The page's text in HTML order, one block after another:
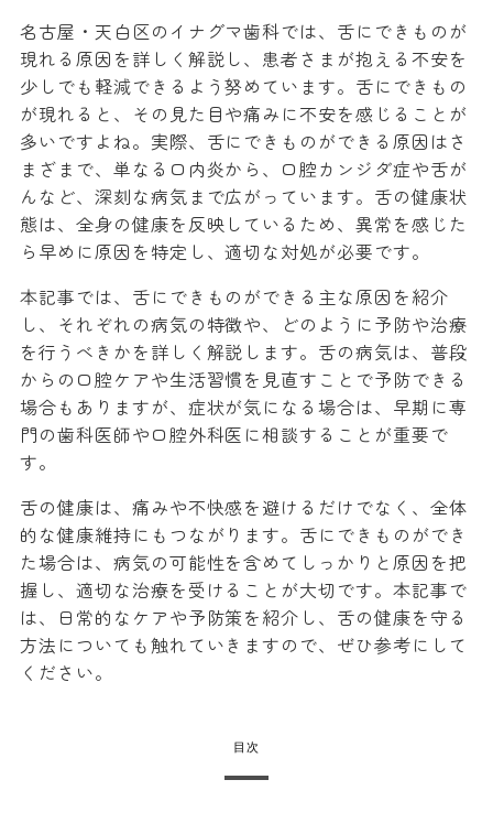
名古屋・天白区のイナグマ歯科では、舌にできものが
現れる原因を詳しく解説し、患者さまが抱える不安を
少しでも軽減できるよう努めています。舌にできもの
が現れると、その見た目や痛みに不安を感じることが
多いですよね。実際、舌にできものができる原因はさ
まざまで、単なる口内炎から、口腔カンジダ症や舌が
んなど、深刻な病気まで広がっています。舌の健康状
態は、全身の健康を反映しているため、異常を感じた
ら早めに原因を特定し、適切な対処が必要です。
本記事では、舌にできものができる主な原因を紹介
し、それぞれの病気の特徴や、どのように予防や治療
を行うべきかを詳しく解説します。舌の病気は、普段
からの口腔ケアや生活習慣を見直すことで予防できる
場合もありますが、症状が気になる場合は、早期に専
門の歯科医師や口腔外科医に相談することが重要で
す。
舌の健康は、痛みや不快感を避けるだけでなく、全体
的な健康維持にもつながります。舌にできものができ
た場合は、病気の可能性を含めてしっかりと原因を把
握し、適切な治療を受けることが大切です。本記事で
は、日常的なケアや予防策を紹介し、舌の健康を守る
方法についても触れていきますので、ぜひ参考にして
ください。
目次